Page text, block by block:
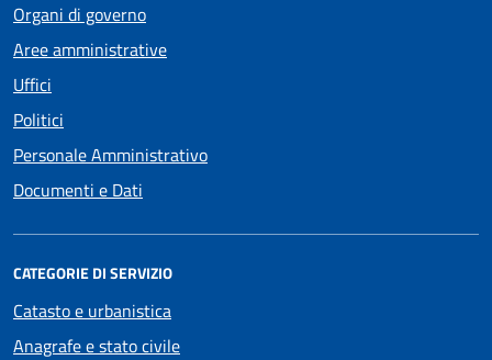
Organi di governo
Aree amministrative
Uffici
Politici
Personale Amministrativo
Documenti e Dati
CATEGORIE DI SERVIZIO
Catasto e urbanistica
Anagrafe e stato civile